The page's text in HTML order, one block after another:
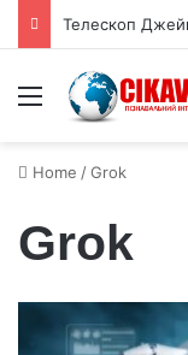
Menu
Home /Grok
Grok